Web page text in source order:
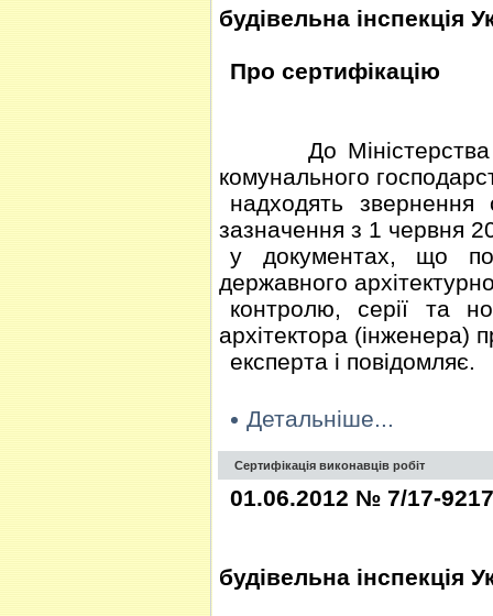
будівельна інспекція
Про сертифікацію
До Міністерства
комунального
надходять звернення
зазначення з 1 червня
у документах, що
державного
контролю, серії та
архітектора (інженера)
експерта і повідомляє.
Детальніше...
Сертифікація виконавців робіт
01.06.2012 № 7/17-9217
будівельна інспекція